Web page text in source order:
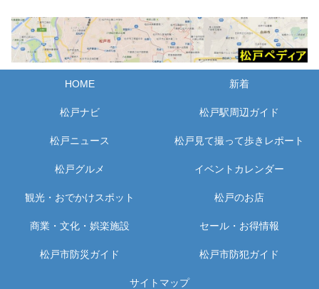
HOME 新着
松戸ナビ 松戸駅周辺ガイド
松戸ニュース 松戸見て撮って歩きレポート
松戸グルメ イベントカレンダー
観光・おでかけスポット 松戸のお店
商業・文化・娯楽施設 セール・お得情報
松戸市防災ガイド 松戸市防犯ガイド
サイトマップ